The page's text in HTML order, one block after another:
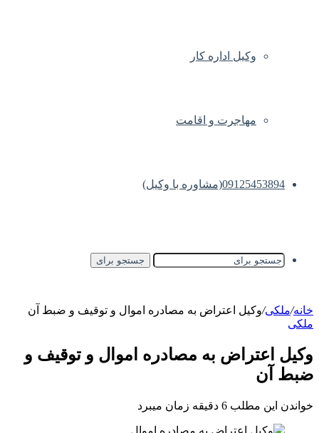
وکیل اداره کار
مهاجرت و اقامت
09125453894(مشاوره با وکیل)
جستجو برای
خانه/ملکی/وکیل اعتراض به مصادره اموال و توقیف و ضبط آن
ملکی
وکیل اعتراض به مصادره اموال و توقیف و
ضبط آن
خواندن این مطلب 6 دقیقه زمان میبرد